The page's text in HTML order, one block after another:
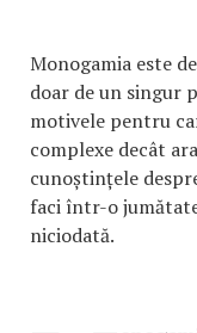
Monogamia este
doar de un singur
motivele pentru
complexe decât
cunoștințele
faci într-o
niciodată.